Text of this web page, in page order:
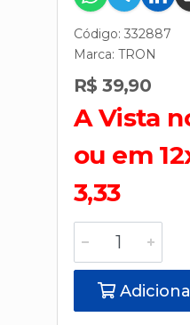
Código: 332887
Marca: TRON
R$ 39,90
A Vista
ou em
3,33